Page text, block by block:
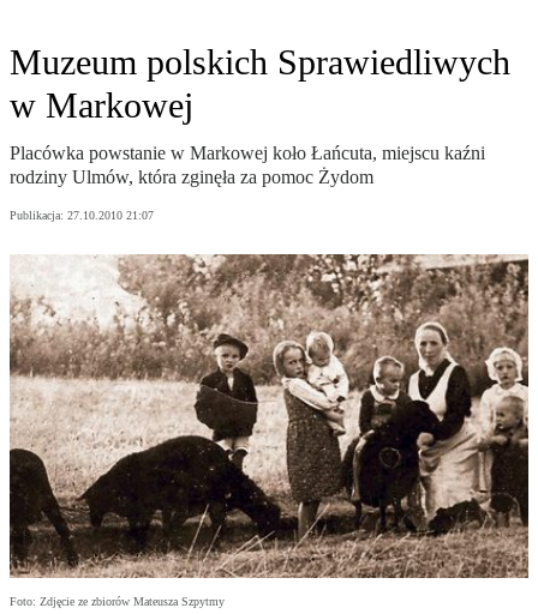
Muzeum polskich Sprawiedliwych
w Markowej
Placówka powstanie w Markowej koło Łańcuta, miejscu kaźni
rodziny Ulmów, która zginęła za pomoc Żydom
Publikacja: 27.10.2010 21:07
Foto: Zdjęcie ze zbiorów Mateusza Szpytmy